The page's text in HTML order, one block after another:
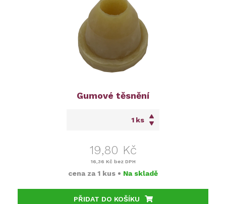
Gumové těsnění
ks
19,80 Kč
16,36 Kč bez DPH
cena za 1 kus • Na skladě
PŘIDAT DO KOŠÍKU